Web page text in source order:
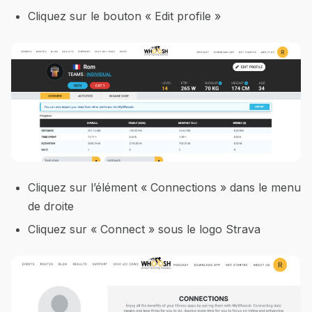
Cliquez sur le bouton « Edit profile »
Cliquez sur l’élément « Connections » dans le menu
de droite
Cliquez sur « Connect » sous le logo Strava